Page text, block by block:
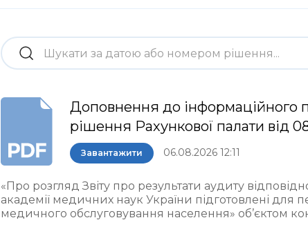
Доповнення до інформаційного
рішення Рахункової палати від
Завантажити 06.08.2026 12:11
«Про розгляд Звіту про результати аудиту
академії медичних наук України підготовлені
медичного обслуговування населення» об’єктом